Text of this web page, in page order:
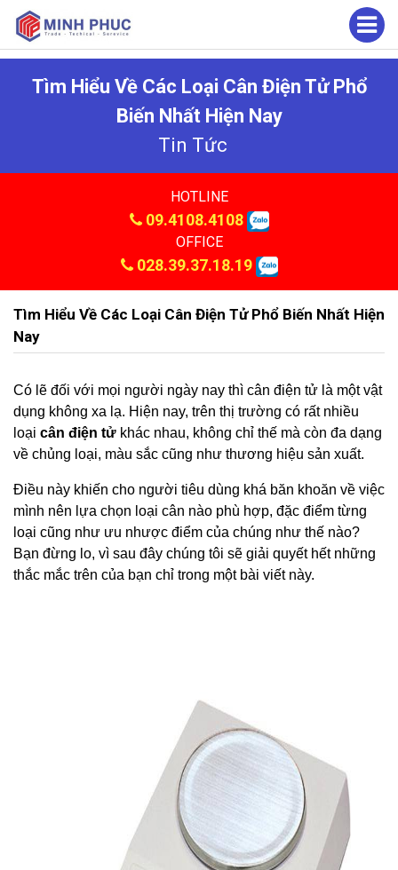
Tìm Hiểu Về Các Loại Cân Điện Tử Phổ
Biến Nhất Hiện Nay
Tin Tức
HOTLINE
09.4108.4108
OFFICE
028.39.37.18.19
Tìm Hiểu Về Các Loại Cân Điện Tử Phổ Biến Nhất Hiện
Nay
Có lẽ đối với mọi người ngày nay thì cân điện tử là một vật
dụng không xa lạ. Hiện nay, trên thị trường có rất nhiều
loại cân điện tử khác nhau, không chỉ thế mà còn đa dạng
về chủng loại, màu sắc cũng như thương hiệu sản xuất.
Điều này khiến cho người tiêu dùng khá băn khoăn về việc
mình nên lựa chọn loại cân nào phù hợp, đặc điểm từng
loại cũng như ưu nhược điểm của chúng như thế nào?
Bạn đừng lo, vì sau đây chúng tôi sẽ giải quyết hết những
thắc mắc trên của bạn chỉ trong một bài viết này.